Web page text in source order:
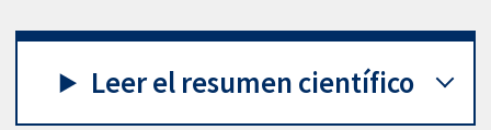
Leer el resumen científico